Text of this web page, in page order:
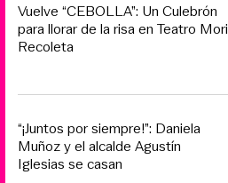
Vuelve “CEBOLLA”: Un Culebrón
para llorar de la risa en Teatro Mori
Recoleta
“¡Juntos por siempre!”: Daniela
Muñoz y el alcalde Agustín
Iglesias se casan